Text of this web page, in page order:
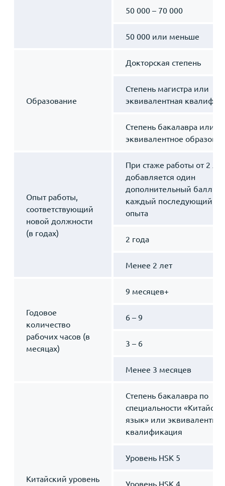
50 000 – 70 000
50 000 или меньше
Образование
Докторская степень
Степень магистра или
эквивалентная
Степень бакалавра или
эквивалентное
Опыт работы,
соответствующий
новой должности
(в годах)
При стаже работы от 2 лет
добавляется один
дополнительный балл за
каждый последующий
опыта
2 года
Менее 2 лет
Годовое
количество
рабочих часов (в
месяцах)
9 месяцев+
6 – 9
3 – 6
Менее 3 месяцев
Китайский уровень
Степень бакалавра по
специальности
язык» или эквивалентная
квалификация
Уровень HSK 5
Уровень HSK 4